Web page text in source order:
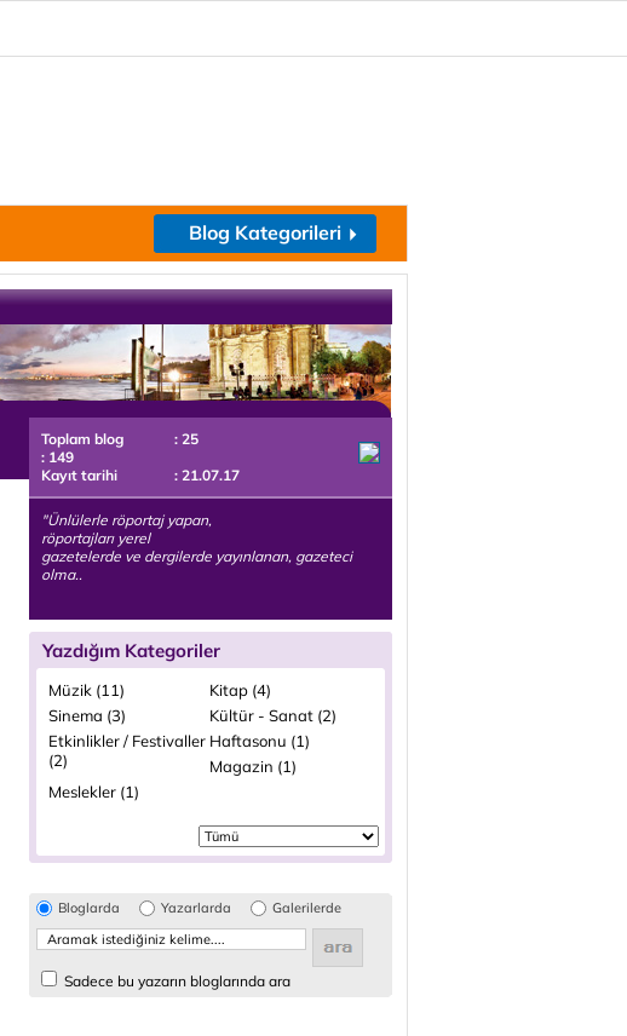
Blog Kategorileri
Toplam blog
: 25
: 149
Kayıt tarihi
: 21.07.17
"Ünlülerle röportaj yapan,
röportajları yerel
gazetelerde ve dergilerde yayınlanan, gazeteci
olma..
Yazdığım Kategoriler
Müzik (11)
Kitap (4)
Sinema (3)
Kültür - Sanat (2)
Etkinlikler / Festivaller
(2)
Haftasonu (1)
Magazin (1)
Meslekler (1)
Bloglarda Yazarlarda Galerilerde
Sadece bu yazarın bloglarında ara